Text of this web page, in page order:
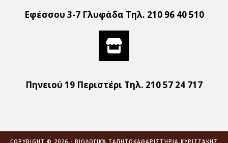
Εφέσσου 3-7 Γλυφάδα Τηλ. 210 96 40 510
Πηνειού 19 Περιστέρι Τηλ. 210 57 24 717
COPYRIGHT © 2026 - ΒΙΟΛΟΓΙΚΆ ΤΑΠΗΤΟΚΑΘΑΡΙΣΤΉΡΙΑ ΚΥΡΙΤΣΆΚΗΣ